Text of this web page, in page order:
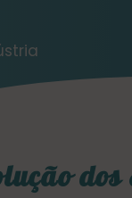
dos